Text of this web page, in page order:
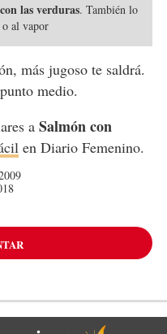
las verduras. También lo
o al vapor
más jugoso te saldrá.
medio.
a Salmón con
en Diario Femenino.